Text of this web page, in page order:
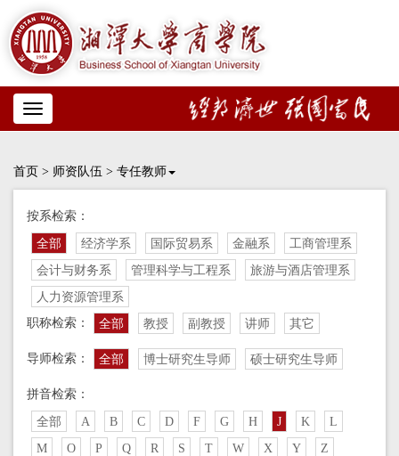
Toggle
navigation
首页 > 师资队伍 > 专任教师
按系检索：
全部 经济学系 国际贸易系 金融系
工商管理系
会计与财务系
管理科学与工程系
旅游与酒店管理系
人力资源管理系
职称检索：
全部 教授 副教授 讲师 其它
导师检索： 全部 博士研究生导师 硕士研究生导师
拼音检索：
全部 A B C D F G H J K
L
M
O P Q R S T W X Y Z